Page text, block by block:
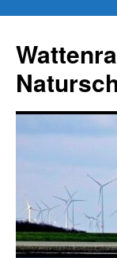
springen